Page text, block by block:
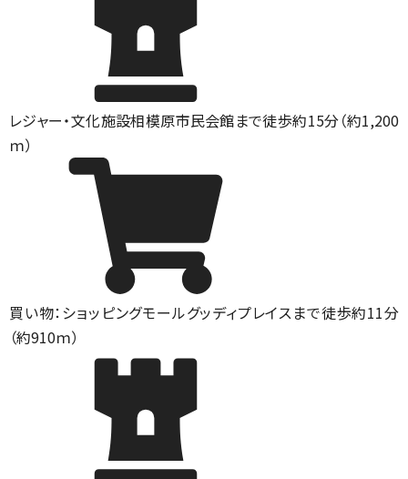
レジャー・文化施設相模原市民会館まで徒歩約15分（約1,200
ｍ）
買い物：ショッピングモールグッディプレイスまで徒歩約11分
（約910ｍ）